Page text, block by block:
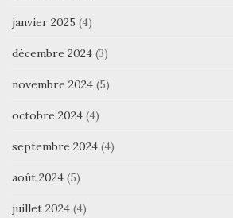
janvier 2025 (4)
décembre 2024 (3)
novembre 2024 (5)
octobre 2024 (4)
septembre 2024 (4)
août 2024 (5)
juillet 2024 (4)